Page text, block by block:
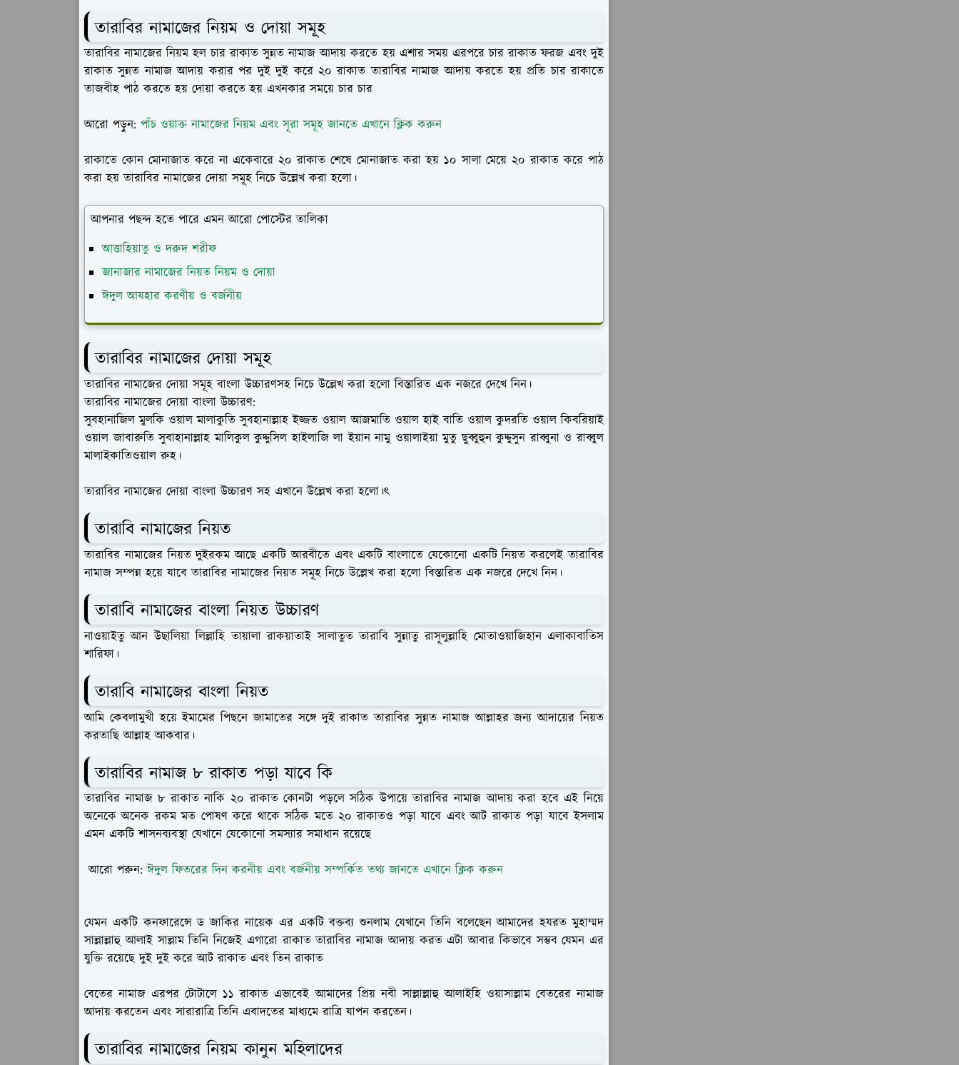
তারাবির নামাজের নিয়ম ও দোয়া সমূহ
তারাবির নামাজের নিয়ম হল চার রাকাত সুন্নত নামাজ আদায় করতে হয় এশার সময় এরপরে চার রাকাত ফরজ এবং দুই
রাকাত সুন্নত নামাজ আদায় করার পর দুই দুই করে ২০ রাকাত তারাবির নামাজ আদায় করতে হয় প্রতি চার রাকাতে
তাজবীহ পাঠ করতে হয় দোয়া করতে হয় এখনকার সময়ে চার চার
আরো পড়ুন: পাঁচ ওয়াক্ত নামাজের নিয়ম এবং সূরা সমূহ জানতে এখানে ক্লিক করুন
রাকাতে কোন মোনাজাত করে না একেবারে ২০ রাকাত শেষে মোনাজাত করা হয় ১০ সালা মেয়ে ২০ রাকাত করে পাঠ
করা হয় তারাবির নামাজের দোয়া সমূহ নিচে উল্লেখ করা হলো।
আপনার পছন্দ হতে পারে এমন আরো পোস্টের তালিকা
আত্তাহিয়াতু ও দরুদ শরীফ
জানাজার নামাজের নিয়ত নিয়ম ও দোয়া
ঈদুল আযহার করণীয় ও বর্জনীয়
তারাবির নামাজের দোয়া সমূহ
তারাবির নামাজের দোয়া সমূহ বাংলা উচ্চারণসহ নিচে উল্লেখ করা হলো বিস্তারিত এক নজরে দেখে নিন।
তারাবির নামাজের দোয়া বাংলা উচ্চারণ:
সুবহানাজিল মুলকি ওয়াল মালাকুতি সুবহানাল্লাহ ইজ্জত ওয়াল আজমাতি ওয়াল হাই বাতি ওয়াল কুদরতি ওয়াল কিবরিয়াই
ওয়াল জাবারুতি সুবাহানাল্লাহ মালিকুল কুদ্দুসিল হাইলাজি লা ইয়ান নামু ওয়ালাইয়া মুতু ছুব্বুহুন কুদ্দুসুন রাব্বুনা ও রাব্বুল
মালাইকাতিওয়াল রুহ।
তারাবির নামাজের দোয়া বাংলা উচ্চারণ সহ এখানে উল্লেখ করা হলো।ৎ
তারাবি নামাজের নিয়ত
তারাবির নামাজের নিয়ত দুইরকম আছে একটি আরবীতে এবং একটি বাংলাতে যেকোনো একটি নিয়ত করলেই তারাবির
নামাজ সম্পন্ন হয়ে যাবে তারাবির নামাজের নিয়ত সমূহ নিচে উল্লেখ করা হলো বিস্তারিত এক নজরে দেখে নিন।
তারাবি নামাজের বাংলা নিয়ত উচ্চারণ
নাওয়াইতু আন উছালিয়া লিল্লাহি তায়ালা রাকয়াতাই সালাতুত তারাবি সুন্নাতু রাসূলুল্লাহি মোতাওয়াজিহান এলাকাবাতিস
শারিফা।
তারাবি নামাজের বাংলা নিয়ত
আমি কেবলামুখী হয়ে ইমামের পিছনে জামাতের সঙ্গে দুই রাকাত তারাবির সুন্নত নামাজ আল্লাহর জন্য আদায়ের নিয়ত
করতাছি আল্লাহ আকবার।
তারাবির নামাজ ৮ রাকাত পড়া যাবে কি
তারাবির নামাজ ৮ রাকাত নাকি ২০ রাকাত কোনটা পড়লে সঠিক উপায়ে তারাবির নামাজ আদায় করা হবে এই নিয়ে
অনেকে অনেক রকম মত পোষণ করে থাকে সঠিক মতে ২০ রাকাতও পড়া যাবে এবং আট রাকাত পড়া যাবে ইসলাম
এমন একটি শাসনব্যবস্থা যেখানে যেকোনো সমস্যার সমাধান রয়েছে
আরো পরুন:ঈদুল ফিতরের দিন করনীয় এবং বর্জনীয় সম্পর্কিত তথ্য জানতে এখানে ক্লিক করুন
যেমন একটি কনফারেন্সে ড জাকির নায়েক এর একটি বক্তব্য শুনলাম যেখানে তিনি বলেছেন আমাদের হযরত মুহাম্মদ
সাল্লাল্লাহু আলাই সাল্লাম তিনি নিজেই এগারো রাকাত তারাবির নামাজ আদায় করত এটা আবার কিভাবে সম্ভব যেমন এর
যুক্তি রয়েছে দুই দুই করে আট রাকাত এবং তিন রাকাত
বেতের নামাজ এরপর টোটালে ১১ রাকাত এভাবেই আমাদের প্রিয় নবী সাল্লাল্লাহু আলাইহি ওয়াসাল্লাম বেতরের নামাজ
আদায় করতেন এবং সারারাত্রি তিনি এবাদতের মাধ্যমে রাত্রি যাপন করতেন।
তারাবির নামাজের নিয়ম কানুন মহিলাদের